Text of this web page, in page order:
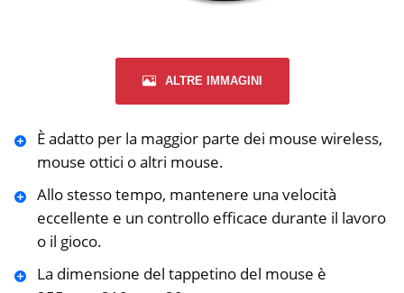
ALTRE IMMAGINI
È adatto per la maggior parte dei mouse wireless,
mouse ottici o altri mouse.
Allo stesso tempo, mantenere una velocità
eccellente e un controllo efficace durante il lavoro
o il gioco.
La dimensione del tappetino del mouse è